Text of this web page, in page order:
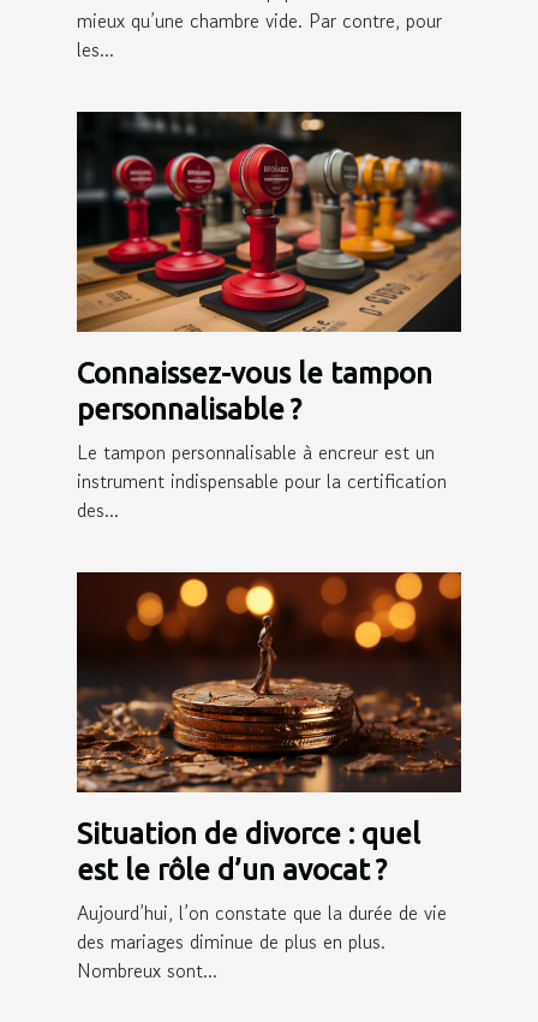
mieux qu’une chambre vide. Par contre, pour
les...
Connaissez-vous le tampon
personnalisable ?
Le tampon personnalisable à encreur est un
instrument indispensable pour la certification
des...
Situation de divorce : quel
est le rôle d’un avocat ?
Aujourd’hui, l’on constate que la durée de vie
des mariages diminue de plus en plus.
Nombreux sont...